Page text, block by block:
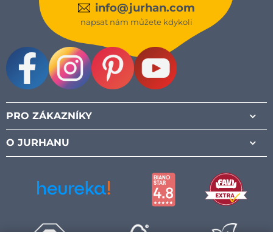
info@jurhan.com
napsat nám můžete kdykoli
PRO ZÁKAZNÍKY
O JURHANU